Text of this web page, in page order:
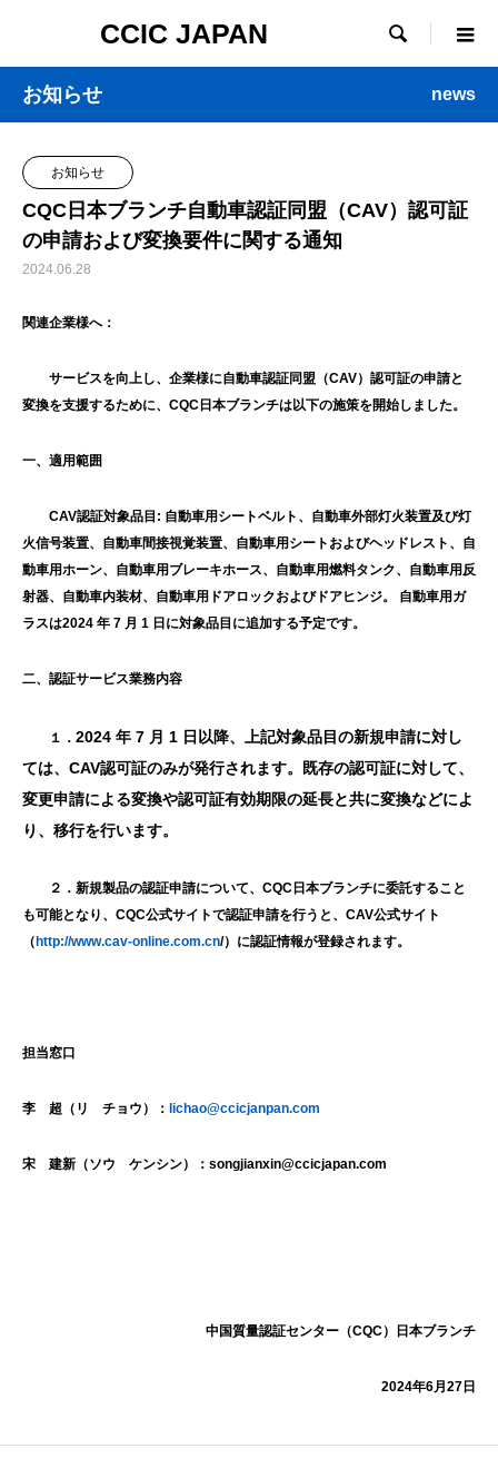
CCIC JAPAN 
お知らせ news
お知らせ
CQC日本ブランチ自動車認証同盟（CAV）認可証
の申請および変換要件に関する通知
2024.06.28
関連企業様へ：
サービスを向上し、企業様に自動車認証同盟（CAV）認可証の申請と
変換を支援するために、 CQC 日本ブランチは以下の施策を開始しました。
一、適用範囲
CAV認証対象品目 : 自動車用シートベルト、自動車外部灯火装置及び灯
火信号装置、自動車間接視覚装置、自動車用シートおよびヘッドレスト、自
動車用ホーン、自動車用ブレーキホース、自動車用燃料タンク、自動車用反
射器、自動車内装材、自動車用ドアロックおよびドアヒンジ。 自動車用ガ
ラスは2024 年 7 月 1 日に対象品目に追加する予定です。
二、認証サービス業務内容
１． 2024 年 7 月 1 日以降、上記対象品目の新規申請に対し
ては、 CAV認可証のみが発行されます。既存の認可証に対して、
変更申請による変換や認可証有効期限の延長と共に変換などによ
り、移行を行います。
２．新規製品の認証申請について、 CQC 日本ブランチに委託すること
も可能となり、 CQC公式サイトで認証申請を行うと、 CAV公式サイト
（ http://www.cav-online.com.cn/）に認証情報が登録されます。
担当窓口
李 超（リ チョウ）： lichao@ccicjanpan.com
宋 建新（ソウ ケンシン）： songjianxin@ccicjapan.com
中国質量認証センター（CQC）日本ブランチ
2024年6月 27 日